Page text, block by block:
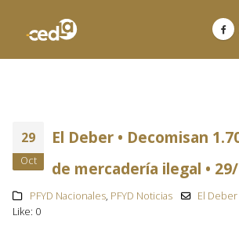
29
Oct
El Deber • Decomisan
de mercadería ilegal •
PFYD Nacionales, PFYD Noticias El Deber
Like: 0